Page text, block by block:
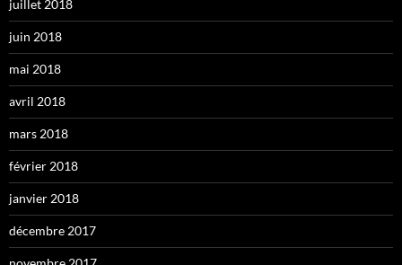
juillet 2018
juin 2018
mai 2018
avril 2018
mars 2018
février 2018
janvier 2018
décembre 2017